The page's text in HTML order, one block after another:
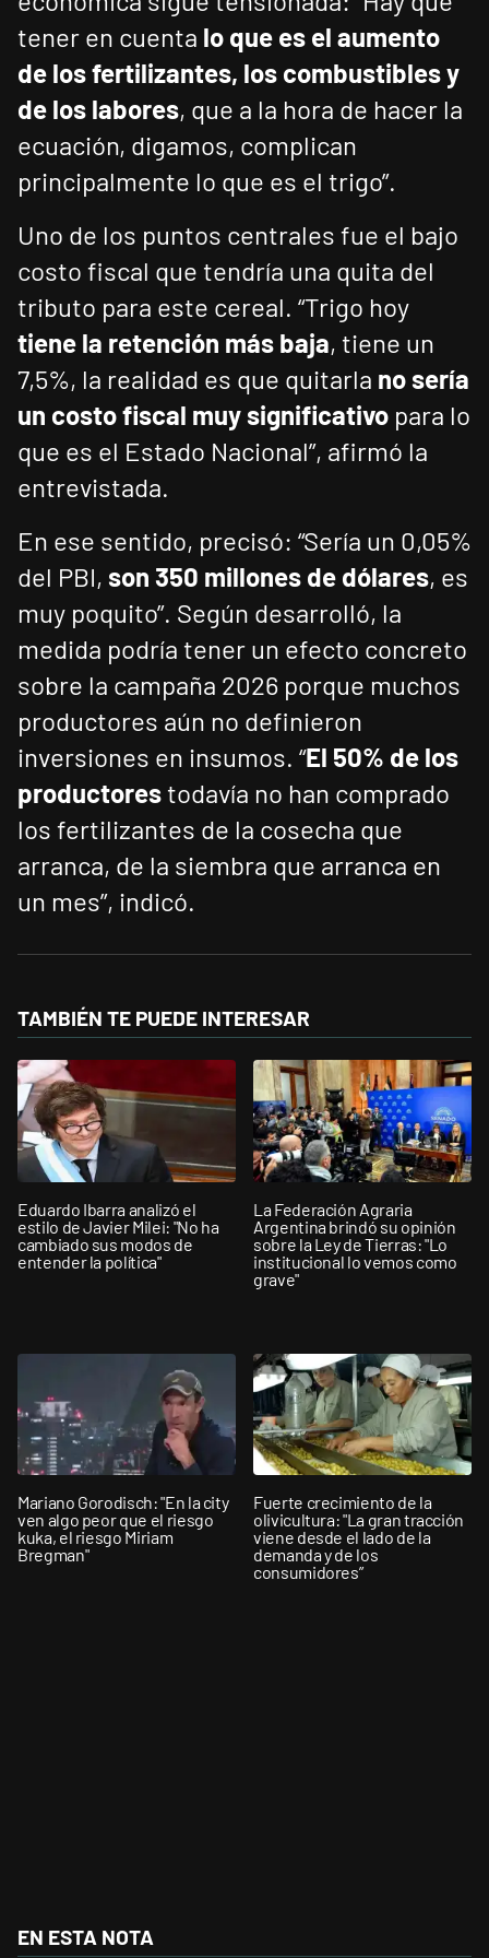
tener en cuenta lo que es el aumento
de los fertilizantes, los combustibles y
de los labores, que a la hora de hacer la
ecuación, digamos, complican
principalmente lo que es el trigo”.
Uno de los puntos centrales fue el bajo
costo fiscal que tendría una quita del
tributo para este cereal. “Trigo hoy
tiene la retención más baja, tiene un
7,5%, la realidad es que quitarla no sería
un costo fiscal muy significativo para lo
que es el Estado Nacional”, afirmó la
entrevistada.
En ese sentido, precisó: “Sería un 0,05%
del PBI, son 350 millones de dólares, es
muy poquito”. Según desarrolló, la
medida podría tener un efecto concreto
sobre la campaña 2026 porque muchos
productores aún no definieron
inversiones en insumos. “El 50% de los
productorestodavía no han comprado
los fertilizantes de la cosecha que
arranca, de la siembra que arranca en
un mes”, indicó.
TAMBIÉN TE PUEDE INTERESAR
Eduardo Ibarra analizó el
estilo de Javier Milei: "No ha
cambiado sus modos de
entender la política"
La Federación Agraria
Argentina brindó su opinión
sobre la Ley de Tierras: "Lo
institucional lo vemos como
grave"
Mariano Gorodisch: "En la city
ven algo peor que el riesgo
kuka, el riesgo Miriam
Bregman"
Fuerte crecimiento de la
olivicultura: "La gran tracción
viene desde el lado de la
demanda y de los
consumidores”
EN ESTA NOTA